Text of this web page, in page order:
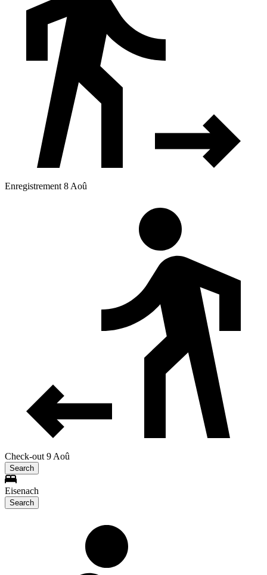
Enregistrement 8 Aoû
Check-out 9 Aoû
Search
Eisenach
Search